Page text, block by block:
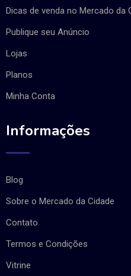
Dicas de venda no Mercado da
Publique seu Anúncio
Lojas
Planos
Minha Conta
Informações
Blog
Sobre o Mercado da Cidade
Contato
Termos e Condições
Vitrine